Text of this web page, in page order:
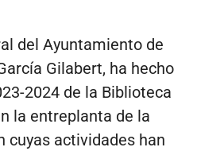
del Ayuntamiento de
Gilabert, ha hecho
2024 de la Biblioteca
la entreplanta de la
cuyas actividades han